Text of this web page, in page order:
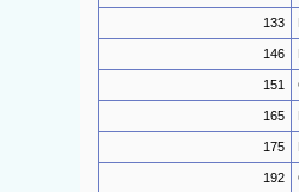
133
146
151
165
175
192